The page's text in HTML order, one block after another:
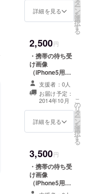
ジナルミニス
テッカーを1枚お
カード8枚セット
をお送りいたし
ます。
詳細を見る
タ
ー
ン
を
選
択
す
る
2,500円
・携帯の待ち受
け画像
（iPhone5用）5
点セットをお送
りいたします。
・「hobo
collection」オリ
ジナルミニス
テッカーを1枚お
グネット5枚セッ
トをお送りいた
します。
支援者：0人
お届け予定：
2014年10月
詳細を見る
こ
の
リ
タ
ー
ン
を
選
択
す
る
3,500円
・携帯の待ち受
け画像
（iPhone5用）5
点セットをお送